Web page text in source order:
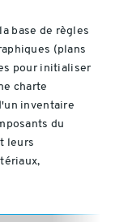
base de règles
(plans
pour initialiser
charte
inventaire
du
leurs